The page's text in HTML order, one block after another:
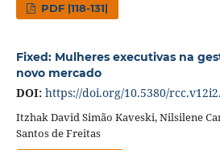
PDF |118-131|
Fixed: Mulheres executivas na
novo mercado
DOI: https://doi.org/10.5380/
Itzhak David Simão Kaveski, Nilsilene
Santos de Freitas